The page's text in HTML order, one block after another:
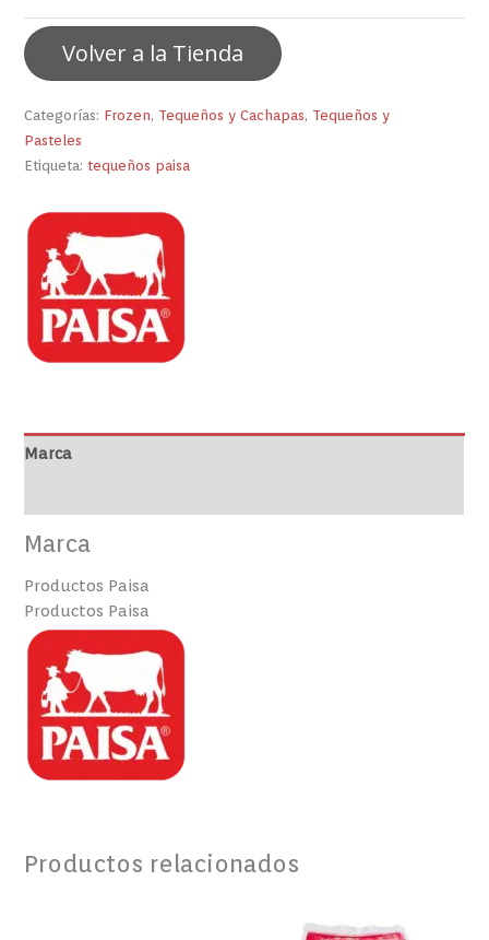
Volver a la Tienda
Categorías: Frozen, Tequeños y Cachapas, Tequeños y
Pasteles
Etiqueta:tequeños paisa
Marca
Marca
Productos Paisa
Productos Paisa
Productos relacionados
de